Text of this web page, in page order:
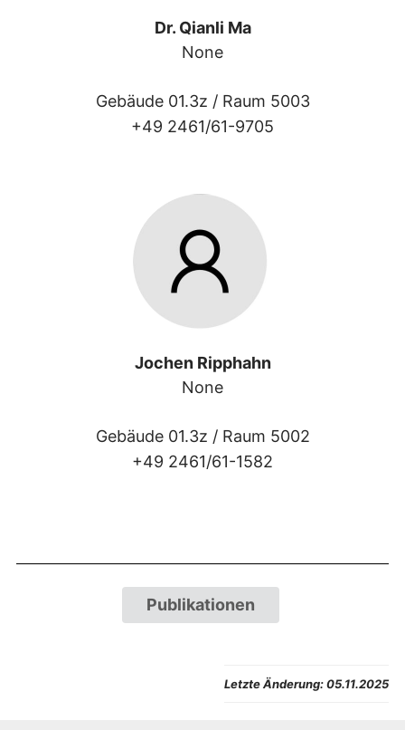
Dr. Qianli Ma
None
Gebäude 01.3z / Raum 5003
+49 2461/61-9705
Jochen Ripphahn
None
Gebäude 01.3z / Raum 5002
+49 2461/61-1582
Publikationen
Letzte Änderung:05.11.2025